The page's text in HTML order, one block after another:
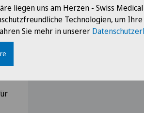
liegen uns am Herzen - Swiss
Technologien, um
Sie mehr in unserer